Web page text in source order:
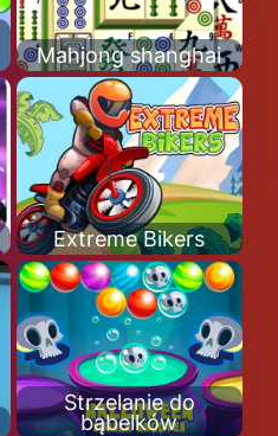
Mahjong shanghai
Extreme Bikers
Strzelanie do
bąbelków